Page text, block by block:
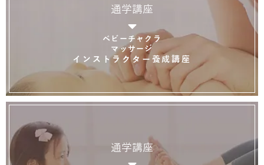
通学講座
ベビーチャクラ
マッサージ
インストラクター養成講座
通学講座